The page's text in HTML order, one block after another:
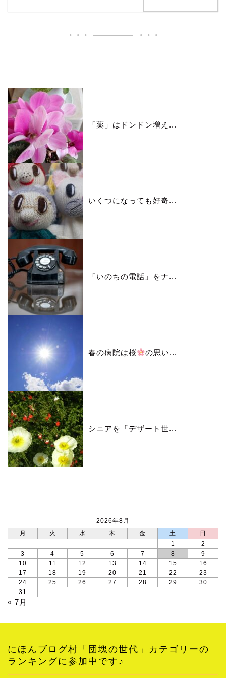
「薬」はドンドン増え...
いくつになっても好奇...
「いのちの電話」をナ...
春の病院は桜 の思い...
シニアを「デザート世...
2026年8月
月
火 水 木 金 土
日
1
2
3
4 5 6 7 8
9
10
11 12 13 14 15
16
17
18 19 20 21 22
23
24
25 26 27 28 29
30
31
« 7月
にほんブログ村「団塊の世代」カテゴリーの
ランキングに参加中です♪